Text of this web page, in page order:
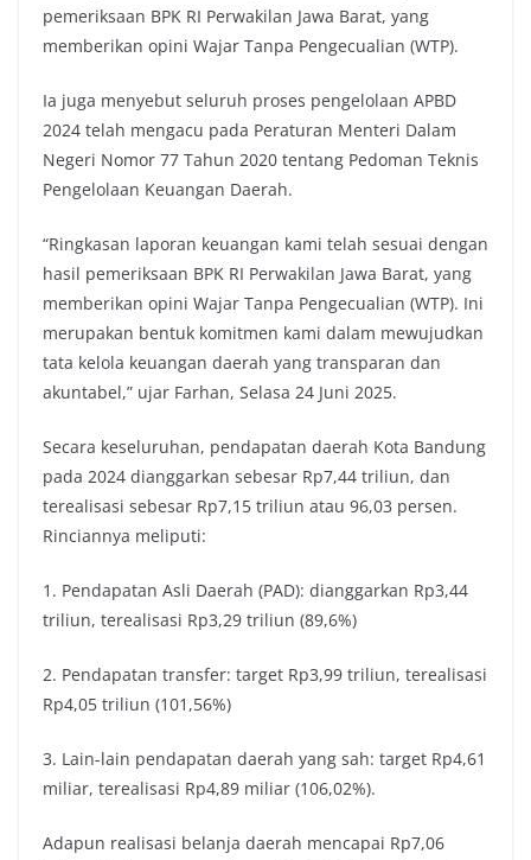
pemeriksaan BPK RI Perwakilan Jawa Barat, yang
memberikan opini Wajar Tanpa Pengecualian (WTP).
Ia juga menyebut seluruh proses pengelolaan APBD
2024 telah mengacu pada Peraturan Menteri Dalam
Negeri Nomor 77 Tahun 2020 tentang Pedoman Teknis
Pengelolaan Keuangan Daerah.
“Ringkasan laporan keuangan kami telah sesuai dengan
hasil pemeriksaan BPK RI Perwakilan Jawa Barat, yang
memberikan opini Wajar Tanpa Pengecualian (WTP). Ini
merupakan bentuk komitmen kami dalam mewujudkan
tata kelola keuangan daerah yang transparan dan
akuntabel,” ujar Farhan, Selasa 24 Juni 2025.
Secara keseluruhan, pendapatan daerah Kota Bandung
pada 2024 dianggarkan sebesar Rp7,44 triliun, dan
terealisasi sebesar Rp7,15 triliun atau 96,03 persen.
Rinciannya meliputi:
1. Pendapatan Asli Daerah (PAD): dianggarkan Rp3,44
triliun, terealisasi Rp3,29 triliun (89,6%)
2. Pendapatan transfer: target Rp3,99 triliun, terealisasi
Rp4,05 triliun (101,56%)
3. Lain-lain pendapatan daerah yang sah: target Rp4,61
miliar, terealisasi Rp4,89 miliar (106,02%).
Adapun realisasi belanja daerah mencapai Rp7,06